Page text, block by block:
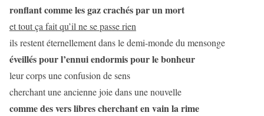
ronflant comme les gaz crachés par un mort
et tout ça fait qu’il ne se passe rien
ils restent éternellement dans le demi-monde du mensonge
éveillés pour l’ennui endormis pour le bonheur
leur corps une confusion de sens
cherchant une ancienne joie dans une nouvelle
comme des vers libres cherchant en vain la rime